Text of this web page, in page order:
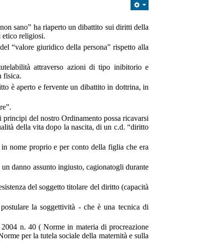
sano” ha riaperto un dibattito sui diritti della
etico religiosi.
“valore giuridico della persona” rispetto alla
attraverso azioni di tipo inibitorio e
fisica.
è aperto e fervente un dibattito in dottrina, in
del nostro Ordinamento possa ricavarsi
della vita dopo la nascita, di un c.d. “diritto
nome proprio e per conto della figlia che era
danno assunto ingiusto, cagionatogli durante
del soggetto titolare del diritto (capacità
la soggettività - che è una tecnica di
n. 40 ( Norme in materia di procreazione
per la tutela sociale della maternità e sulla